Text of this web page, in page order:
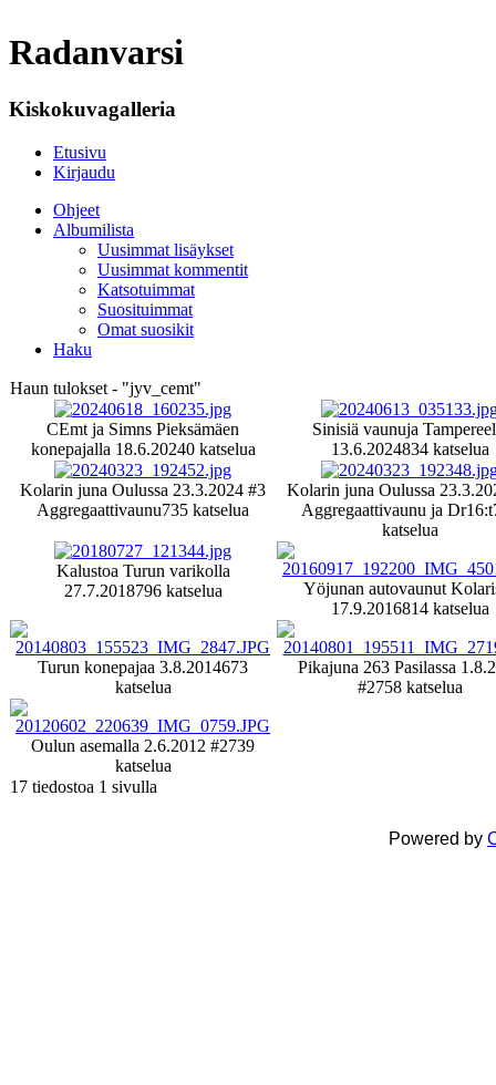
Radanvarsi
Kiskokuvagalleria
Etusivu
Kirjaudu
Ohjeet
Albumilista
Uusimmat lisäykset
Uusimmat kommentit
Katsotuimmat
Suosituimmat
Omat suosikit
Haku
Haun tulokset - "jyv_cemt"
CEmt ja Simns Pieksämäen
konepajalla 18.6.20240 katselua
Sinisiä vaunuja
13.6.2024834 katselua
Kolarin juna Oulussa 23.3.2024 #3
Aggregaattivaunu735 katselua
Kolarin juna Oulussa
Aggregaattivaunu ja Dr16:t
katselua
Kalustoa Turun varikolla
27.7.2018796 katselua
Yöjunan autovaunut
17.9.2016814 katselua
Turun konepajaa 3.8.2014673
katselua
Pikajuna 263 Pasilassa
#2758 katselua
Oulun asemalla 2.6.2012 #2739
katselua
17 tiedostoa 1 sivulla
Powered by